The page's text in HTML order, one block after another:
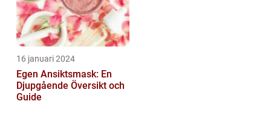
16 januari 2024
Egen Ansiktsmask: En
Djupgående Översikt och
Guide